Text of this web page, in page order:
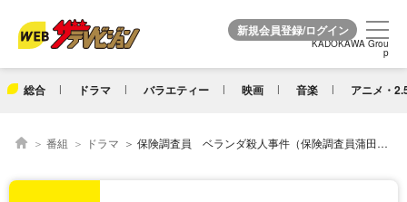
KADOKAWA Grou
p
総合 ドラマ バラエティー 映画 音楽 アニメ・
KADOKAWA Grou
p
番組 ドラマ 保険調査員 ベランダ殺人事件（保険調査員蒲田吟子1）